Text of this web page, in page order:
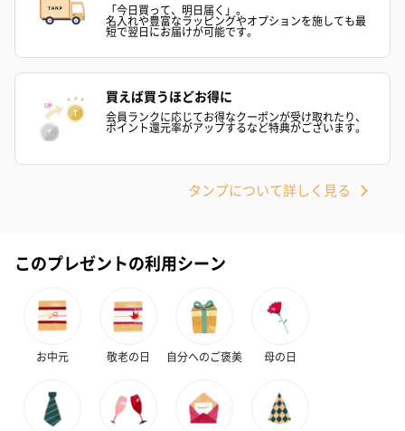
「今日買って、明日届く」。
名入れや豊富なラッピングやオプションを施しても最
短で翌日にお届けが可能です。
買えば買うほどお得に
会員ランクに応じてお得なクーポンが受け取れたり、
ポイント還元率がアップするなど特典がございます。
タンプについて詳しく見る
このプレゼントの利用シーン
お中元 敬老の日 自分へのご褒美 母の日